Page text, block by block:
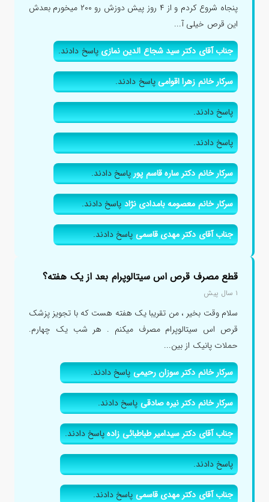
پنجاه شروع کردم و از ۴ روز پیش دوزش رو ۲۰۰ میخورم بعدش
این قرص خیلی آ...
جناب آقای دکتر سید شجاع الدین نمازیپاسخ دادند.
سرکار خانم زهرا اقوامیپاسخ دادند.
پاسخ دادند.
پاسخ دادند.
سرکار خانم دکتر ساره قاسم پورپاسخ دادند.
سرکار خانم معصومه بامدادی نژادپاسخ دادند.
جناب آقای دکتر مهدی قاسمیپاسخ دادند.
قطع مصرف قرص اس سیتالوپرام بعد از یک هفته؟
۱ سال پیش
سلام وقت بخیر ، من تقریبا یک هفته هست که با تجویز پزشک
قرص اس سیتالوپرام مصرف میکنم . هر شب یک چهارم.
حملات پانیک از بین...
سرکار خانم دکتر سوزان رحیمیپاسخ دادند.
سرکار خانم دکتر نیره صادقیپاسخ دادند.
جناب آقای دکتر سیدامیر طباطبائی زادهپاسخ دادند.
پاسخ دادند.
جناب آقای دکتر مهدی قاسمیپاسخ دادند.